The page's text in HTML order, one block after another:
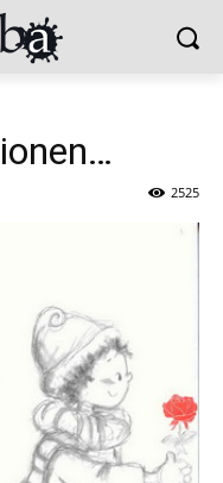
2525